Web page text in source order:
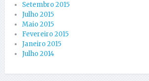
Setembro 2015
Julho 2015
Maio 2015
Fevereiro 2015
Janeiro 2015
Julho 2014